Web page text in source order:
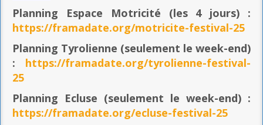
Planning Espace Motricité (les 4 jours) :
https://framadate.org/motricite-festival-25
Planning Tyrolienne (seulement le week-end)
: https://framadate.org/tyrolienne-festival-
25
Planning Ecluse (seulement le week-end) :
https://framadate.org/ecluse-festival-25